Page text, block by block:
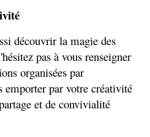
découvrir la magie des
pas à vous renseigner
organisées par
emporter par votre créativité
et de convivialité